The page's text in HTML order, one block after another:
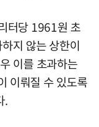
터당 1961원 초
지 않는 상한이
이를 초과하는
이뤄질 수 있도록
.